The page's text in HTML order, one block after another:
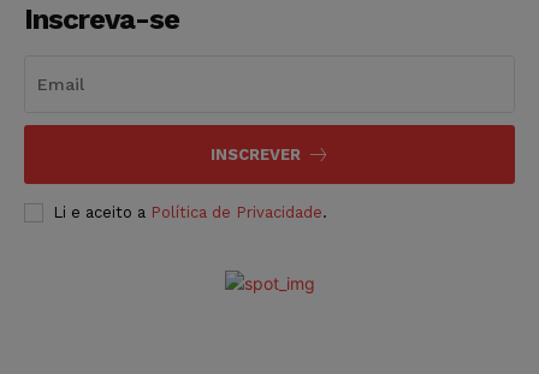
Inscreva-se
INSCREVER
Li e aceito a Política de Privacidade.